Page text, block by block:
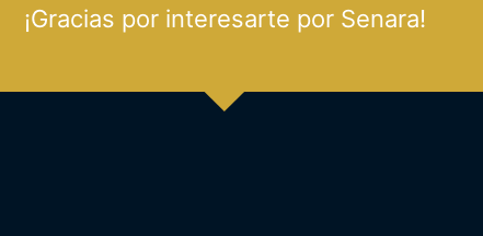
¡Gracias por interesarte por Senara!